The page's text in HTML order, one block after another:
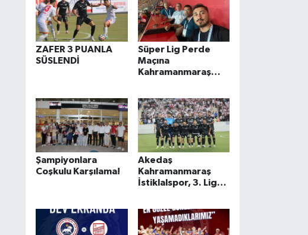
ZAFER 3 PUANLA
SÜSLENDİ
Süper Lig Perde
Maçına
Kahramanmaraş
Şampiyonlara
Coşkulu Karşılama!
Akedaş
Kahramanmaraş
İstiklalspor, 3. Lig
Yazdı: TFF 2. Lig’e
Yükseldi!